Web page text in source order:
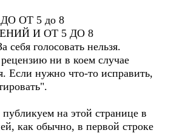
ОТ 5 до 8
И ОТ 5 ДО 8
голосовать нельзя.
ни в коем случае
Если нужно что-то исправить,
на этой странице в
как обычно, в первой строке